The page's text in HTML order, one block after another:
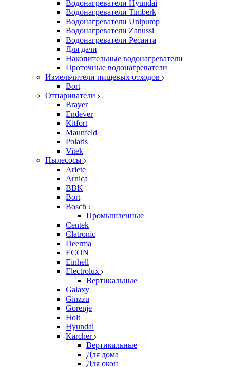
Водонагреватели Hyundai
Водонагреватели Timberk
Водонагреватели Unipump
Водонагреватели Zanussi
Водонагреватели Ресанта
Для дачи
Накопительные водонагреватели
Проточные водонагреватели
Измельчители пищевых отходов
Bort
Отпариватели
Brayer
Endever
Kitfort
Maunfeld
Polaris
Vitek
Пылесосы
Ariete
Arnica
BBK
Bort
Bosch
Промышленные
Centek
Clatronic
Deerma
ECON
Einhell
Electrolux
Вертикальные
Galaxy
Ginzzu
Gorenje
Holt
Hyundai
Karcher
Вертикальные
Для дома
Для окон